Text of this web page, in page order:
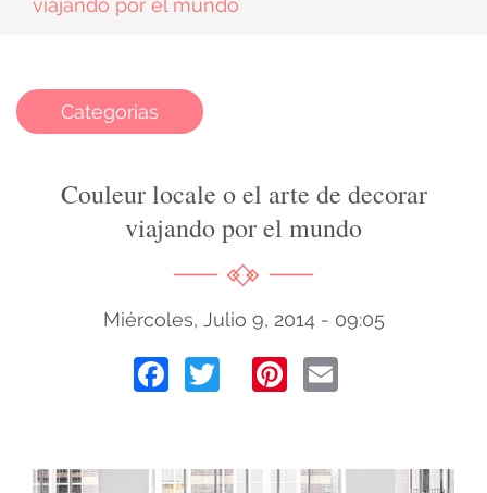
viajando por el mundo
Categorias
Couleur locale o el arte de decorar
viajando por el mundo
Miércoles, Julio 9, 2014 - 09:05
Facebook
TwitterPinterest
Email